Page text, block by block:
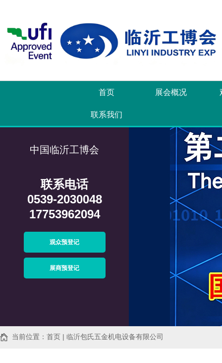
首页 展会概况
联系我们
中国临沂工博会
联系电话
0539-2030048
17753962094
观众预登记
展商预登记
当前位置：首页 | 临沂包氏五金机电设备有限公司